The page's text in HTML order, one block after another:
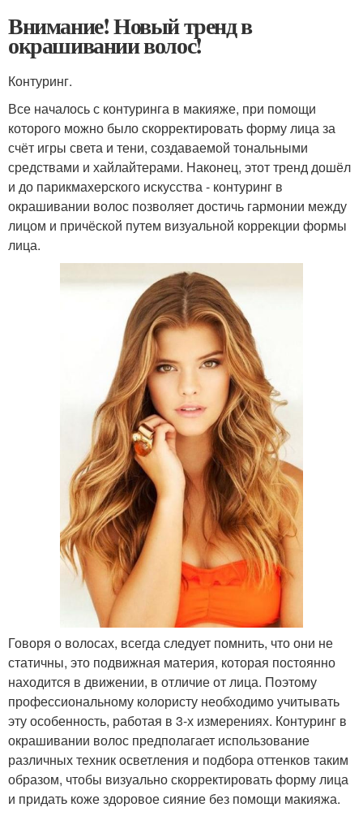
Внимание! Новый тренд в
окрашивании волос!
Контуринг.
Все началось с контуринга в макияже, при помощи
которого можно было скорректировать форму лица за
счёт игры света и тени, создаваемой тональными
средствами и хайлайтерами. Наконец, этот тренд дошёл
и до парикмахерского искусства - контуринг в
окрашивании волос позволяет достичь гармонии между
лицом и причёской путем визуальной коррекции формы
лица.
Говоря о волосах, всегда следует помнить, что они не
статичны, это подвижная материя, которая постоянно
находится в движении, в отличие от лица. Поэтому
профессиональному колористу необходимо учитывать
эту особенность, работая в 3-х измерениях. Контуринг в
окрашивании волос предполагает использование
различных техник осветления и подбора оттенков таким
образом, чтобы визуально скорректировать форму лица
и придать коже здоровое сияние без помощи макияжа.